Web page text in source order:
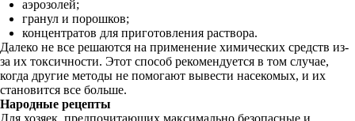
аэрозолей;
гранул и порошков;
концентратов для приготовления раствора.
Далеко не все решаются на применение химических средств из-
за их токсичности. Этот способ рекомендуется в том случае,
когда другие методы не помогают вывести насекомых, и их
становится все больше.
Народные рецепты
Для хозяек, предпочитающих максимально безопасные и